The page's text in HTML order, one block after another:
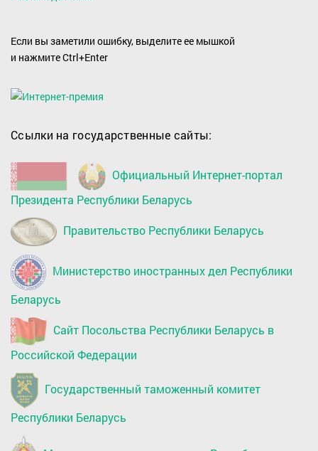
Если вы заметили ошибку, выделите ее мышкой
и нажмите Ctrl+Enter
Ссылки на государственные сайты:
Официальный Интернет-портал
Президента Республики Беларусь
Правительство Республики Беларусь
Министерство иностранных дел Республики
Беларусь
Сайт Посольства Республики Беларусь в
Российской Федерации
Государственный таможенный комитет
Республики Беларусь